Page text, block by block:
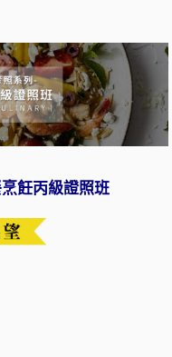
飪丙級證照班